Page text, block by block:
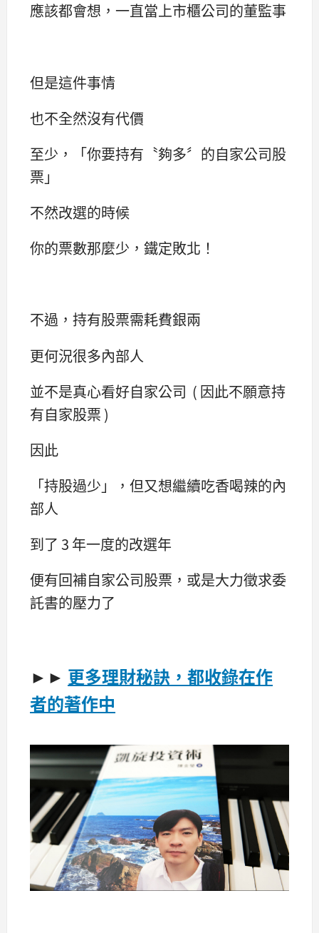
應該都會想，一直當上市櫃公司的董監事
但是這件事情
也不全然沒有代價
至少，「你要持有〝夠多〞的自家公司股
票」
不然改選的時候
你的票數那麼少，鐵定敗北！
不過，持有股票需耗費銀兩
更何況很多內部人
並不是真心看好自家公司 ( 因此不願意持
有自家股票 )
因此
「持股過少」，但又想繼續吃香喝辣的內
部人
到了 3 年一度的改選年
便有回補自家公司股票，或是大力徵求委
託書的壓力了
►► 更多理財秘訣，都收錄在作
者的著作中